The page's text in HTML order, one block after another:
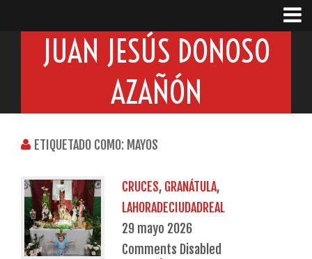
JUAN JESÚS DONOSO
AZAÑÓN
ETIQUETADO COMO: MAYOS
CRUCES, GRANÁTULA,
LAHORADECIUDADREAL
29 mayo 2026
Comments Disabled